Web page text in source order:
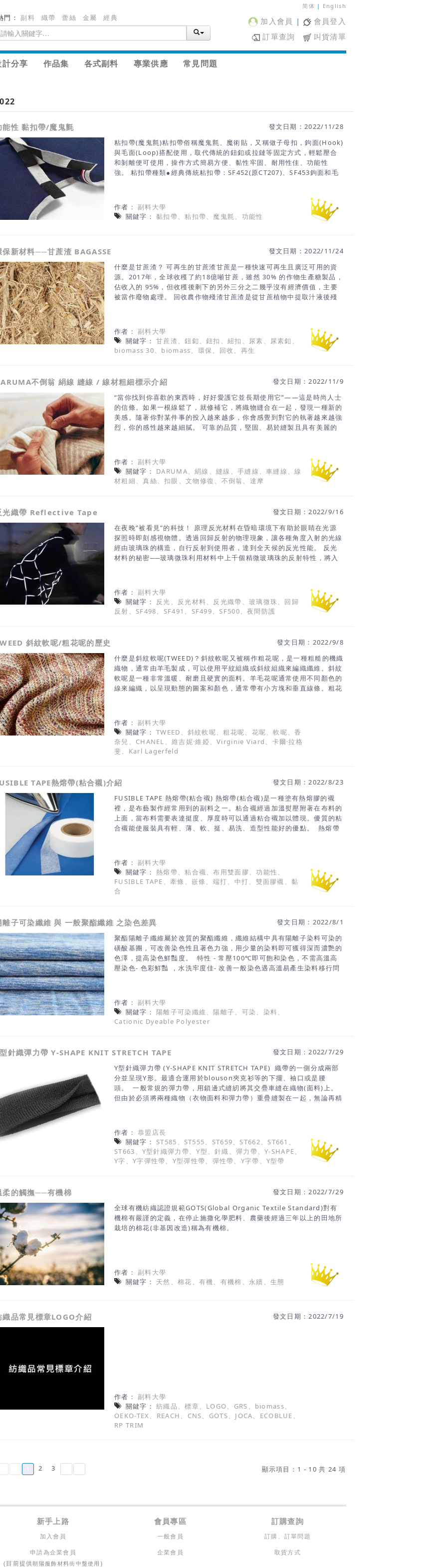
門：副料 織帶 蕾絲 金屬 經典
简体 | English
加入會員 |
會員登入
訂單查詢
叫貨清單
計分享 作品集 各式副料 專業供應 常見問題
能性 黏扣帶/魔鬼氈
發文日期：2022/11/28
粘扣帶(魔鬼氈)粘扣帶俗稱魔鬼氈、魔術貼，又稱做子母扣，鉤面(Hook)
與毛面(Loop)搭配使用，取代傳統的鈕釦或拉鏈等固定方式，輕鬆壓合
和剝離便可使用，操作方式簡易方便、黏性牢固、耐用性佳、功能性
強。 粘扣帶種類●經典傳統粘扣帶：SF452(原CT207)、SF453鉤面和毛
SF454、SF455新型專利特殊鉤面，手感柔軟細緻、不刺手、不易鉤紗。
提供各種強度可依需求搭配嬰孩用品、成衣或鞋類使用。 適用範圍粘扣
帶使用範圍廣泛且活用於各個產業，適用於成衣、運動休閒用品、背包、
作者：副料大學
關鍵字：黏扣帶、粘扣帶、魔鬼氈、功能性
保新材料──甘蔗渣 BAGASSE
發文日期：2022/11/24
什麼是甘蔗渣？ 可再生的甘蔗渣甘蔗是一種快速可再生且廣泛可用的資
源。2017年，全球收穫了約18億噸甘蔗，雖然 30% 的作物生產糖製品，
佔收入的 95%，但收穫後剩下的另外三分之二幾乎沒有經濟價值，主要
被當作廢物處理。 回收農作物殘渣甘蔗渣是從甘蔗植物中提取汁液後殘
透過從植物中生產包裝材來終結廢物循環在家庭或工業堆肥時迅速降解成
為土壤肥料返回土地，堆肥還有助於改善土壤質量並保持水分，進而使土
地更具抗旱能力。 *生物降解是由微生物把某些物質以化學分解成自然元
素。可生物降解一詞常用於環保產品，表示該產品能夠被微生物分解回歸
工物質。 甘蔗渣的碳足跡較低甘蔗渣由甘蔗廢料製成。在甘蔗的生長過
程中，大氣中的碳被植物捕獲並轉化為生物物質。產品成份含的植物來源
比例越多，所減少的⼆氧化碳就越多。 甘蔗渣適用於什麼產品？甘蔗渣
適用於冷、熱、濕和油性產品，因此
作者：副料大學
關鍵字：甘蔗渣、鈕釦、鈕扣、紐扣、尿素、尿素釦、
biomass 30、biomass、環保、回收、再生
不倒翁 絹線 縫線 / 線材粗細標示介紹
發文日期：2022/11/9
“當你找到你喜歡的東西時，好好愛護它並長期使用它”——這是時尚人士
的信條。如果一根線鬆了，就修補它，將織物縫合在一起，發現一種新的
美感。隨著你對某件事的投入越來越多，你會感覺到對它的執著越來越強
烈，你的感性越來越細膩。 可靠的品質，堅固、易於縫製且具有美麗的
1510100%絲線，可用於縫製絲織品、毛織品、和服等精緻的高級材料。
這種縫紉線在京都的一家染廠染色，具有絲綢獨有的美麗光澤。尺寸：9
號線數量：80 米(約8000 公分)材質：silk(真絲)100%使用針：縫紉針5
～9 絹針5～9顏色：163色產地：日本- 具有真絲特有優雅光澤及細膩的
布"的拼貼及壓線運用 真絲『手縫線』/ 16號線 / 絹線 T-1530手工縫
製，光澤亮麗，適用於絲質材料的鈕釦、縫孔、扣眼等縫製。尺寸：16號
線(約1MM)數量：20 米(約2000 公分)使用針：縫紉針4～6顏
作者：副料大學
關鍵字： DARUMA、絹線、縫線、手縫線、車縫線、線
材粗細、真絲、扣眼、文物修復、不倒翁、達摩
光織帶 Reflective Tape
發文日期：2022/9/16
在夜晚”被看見”的科技！ 原理反光材料在昏暗環境下有助於眼睛在光源
探照時即刻感視物體。透過回歸反射的物理現象，讓各種角度入射的光線
經由玻璃珠的構造，自行反射到使用者，達到全天候的反光性能。 反光
材料的秘密──玻璃微珠利用材料中上千個精微玻璃珠的反射特性，將入
工藝將玻璃微珠形成的反光層植入布基表面，利用光線在玻璃微珠內折射
反射後回歸的光學原理，使織帶具有高功能的安全性。牢固的布質基底，
使之縫製於其他服裝織物後，幫助穿著者在光線昏暗或黑夜場景中更容易
被看見。 產品特性-提高穿戴者的能見度和安全保護性-為服裝造型添增時
跑者、騎士-用途廣泛，可運用於戶外服裝、箱包、鞋、帽、雨傘、安全
作者：副料大學
關鍵字： 反光、反光材料、反光織帶、玻璃微珠、回歸
反射、SF498、SF491、SF499、SF500、夜間防護
斜紋軟呢/粗花呢的歷史
發文日期：2022/9/8
什麼是斜紋軟呢(TWEED)？斜紋軟呢又被稱作粗花呢，是一種粗糙的機織
織物，通常由羊毛製成，可以使用平紋組織或斜紋組織來編織纖維。斜紋
軟呢是一種非常溫暖、耐磨且硬實的面料。羊毛花呢通常使用不同顏色的
線來編織，以呈現動態的圖案和顏色，通常帶有小方塊和垂直線條。粗花
面料足以讓他們在那些狂風大雨的冬天保持溫暖。斜紋軟呢最初被稱
為“tweel”，這是蘇格蘭語中斜紋的意思，是製作斜紋軟呢最流行的編織
技術。根據傳說，這個名字的出現是因為一位倫敦商人將“tweel”這個名
字誤解為“tweed”，認為這種面料是以蘇格蘭的 River Tweed 命名的。
這個名字被保留了下來，這種織物從那以後就被稱為斜紋軟呢。1848
莫勒爾花呢之後，斜紋軟呢在不列顛群島的上層階級中流行起來。每個高
地莊園都開始製作自己的“莊園花呢”，以在狩獵探險和其他戶外活動中脫
穎而出。 香奈兒的靈魂元素──斜紋軟呢套裝斜紋軟呢因為特殊的織
作者：副料大學
關鍵字：TWEED、斜紋軟呢、粗花呢、花呢、軟呢、香
奈兒、CHANEL、維吉妮·維婭、Virginie Viard、卡爾·拉格
斐、Karl Lagerfeld
TAPE熱熔帶(粘合襯)介紹
發文日期：2022/8/23
FUSIBLE TAPE 熱熔帶(粘合襯) 熱熔帶(粘合襯)是一種塗有熱熔膠的襯
裡，是布藝製作經常用到的副料之一。粘合襯經過加溫熨壓附著在布料的
上面，當布料需要表達挺度、厚度時可以通過粘合襯加以體現。優質的粘
合襯能使服裝具有輕、薄、軟、挺、易洗、造型性能好的優點。 熱熔帶
兩塊布料接合黏接，可在折邊或滾邊處使用。 單面有紡布襯
(PA060、SF421~SF423) 雙面膠襯(SF127、SF424) 功能：服裝
縫口處固定、補強、防變形和防皺。使用位置：領口、領片、肩部袖襱、
門襟、袖口、下擺，及其它縫邊縫線處用。 挑選各類服裝所用熱熔帶(粘
合溫度(約140~160度左右)，才能取得最佳
作者：副料大學
關鍵字：熱熔帶、粘合襯、布用雙面膠、功能性、
FUSIBLE TAPE、牽條、嵌條、端打、中打、雙面膠襯、黏
合
離子可染纖維 與 一般聚酯纖維 之染色差異
發文日期：2022/8/1
聚酯陽離子纖維屬於改質的聚酯纖維，纖維結構中具有陽離子染料可染的
磺酸基團，可改善染色性且著色力強，用少量的染料即可獲得深而濃艷的
色澤，提高染色鮮豔度。 特性 - 常壓100℃即可飽和染色，不需高溫高
壓染色- 色彩鮮豔 ，水洗牢度佳- 改善一般染色遇高溫易產生染料移行問
作者：副料大學
關鍵字：陽離子可染纖維、陽離子、可染、染料、
Cationic Dyeable Polyester
針織彈力帶 Y-SHAPE KNIT STRETCH TAPE
發文日期：2022/7/29
Y型針織彈力帶 (Y-SHAPE KNIT STRETCH TAPE) 織帶的一側分成兩部
分並呈現Y形。最適合運用於blouson夾克衫等的下擺、袖口或是腰
頭。 一般常規的彈力帶，用鎖邊式縫紉將其交疊車縫在織物(面料)上。
但由於必須將兩種織物（衣物面料和彈力帶）重疊縫製在一起，無論再精
烈運動時產生不舒適的摩擦而感到阻礙或壓力。 Y型針織彈力帶完美的解
決了該問題,透過Y型帶的一側分叉，將織物夾在中間並縫製由於織物是夾
在Y形部分之中，可將織物完美包覆於內。完美的外觀、平滑的膚觸感再
加上適度的5％氨綸纖維彈性可提供非常完美舒適的穿衣體驗。
作者：恭盟店長
關鍵字： ST585、ST555、ST659、ST662、ST661、
ST663、Y型針織彈力帶、Y型、針織、彈力帶、Y-SHAPE、
Y字、Y字彈性帶、Y型彈性帶、彈性帶、Y字帶、Y型帶
柔的觸撫──有機棉
發文日期：2022/7/29
全球有機紡織認證規範GOTS(Global Organic Textile Standard)對有
機棉有嚴謹的定義，在停止施撒化學肥料、農藥後經過三年以上的田地所
栽培的棉花(非基因改造)稱為有機棉。
作者：副料大學
關鍵字： 天然、棉花、有機、有機棉、永續、生態
織品常見標章LOGO介紹 發文日期：2022/7/19
作者：副料大學
關鍵字：紡織品、標章、LOGO、GRS、biomass、
OEKO-TEX、REACH、CNS、GOTS、JOCA、ECOBLUE、
RP TRIM
2 3 顯示項目：1 - 10 共 24 項
新手上路 會員專區 訂購查詢
加入會員 一般會員 訂購、訂單問題
申請為企業會員
(目前提供朝陽服飾材料街中盤使用 )
企業會員 取貨方式